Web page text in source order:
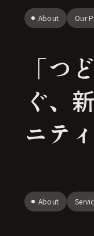
About Our
「つ
ぐ、
ニテ
タル
交流
About